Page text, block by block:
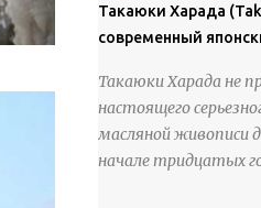
18 век. Шахматный
против турок" в
см, Холмогоры, 18
покрова может
матовая. Такое
метелевого и
Тем не менее, иногда
количество
располагаться в
Такаюки Харада
современный
Такаюки Харада не
настоящего
масляной живописи
начале тридцатых